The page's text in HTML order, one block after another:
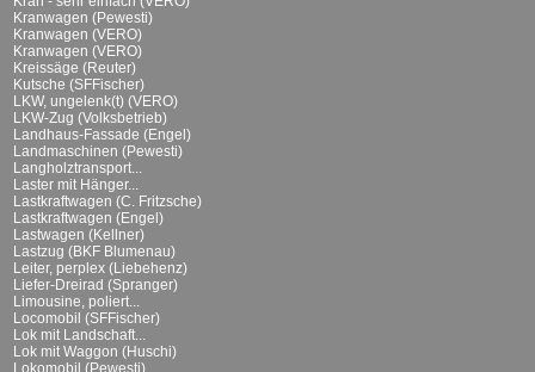
Kranwagen (Pewesti)
Kranwagen (VERO)
Kranwagen (VERO)
Kreissäge (Reuter)
Kutsche (SFFischer)
LKW, ungelenk(t) (VERO)
LKW-Zug (Volksbetrieb)
Landhaus-Fassade (Engel)
Landmaschinen (Pewesti)
Langholztransport...
Laster mit Hänger...
Lastkraftwagen (C. Fritzsche)
Lastkraftwagen (Engel)
Lastwagen (Kellner)
Lastzug (BKF Blumenau)
Leiter, perplex (Liebehenz)
Liefer-Dreirad (Spranger)
Limousine, poliert...
Locomobil (SFFischer)
Lok mit Landschaft...
Lok mit Waggon (Huschi)
Lokomobil (Pewesti)